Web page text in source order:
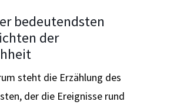
bedeutendsten
der
steht die Erzählung des
der die Ereignisse rund